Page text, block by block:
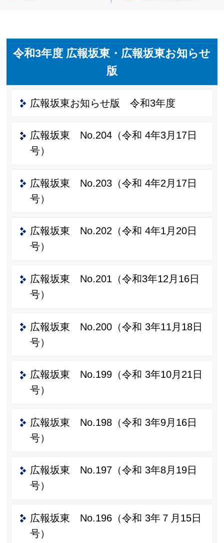
令和3年度 広報坂東・広報坂東お知らせ
版
広報坂東お知らせ版 令和3年度
広報坂東 No.204（令和 4年3月17日
号）
広報坂東 No.203（令和 4年2月17日
号）
広報坂東 No.202（令和 4年1月20日
号）
広報坂東 No.201（令和3年12月16日
号）
広報坂東 No.200（令和 3年11月18日
号）
広報坂東 No.199（令和 3年10月21日
号）
広報坂東 No.198（令和 3年9月16日
号）
広報坂東 No.197（令和 3年8月19日
号）
広報坂東 No.196（令和 3年７月15日
号）